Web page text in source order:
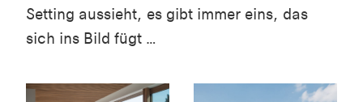
Setting aussieht, es gibt immer eins, das
sich ins Bild fügt …